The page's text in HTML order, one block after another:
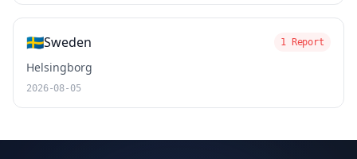
🇸🇪Sweden 1 Report
Helsingborg
2026-08-05